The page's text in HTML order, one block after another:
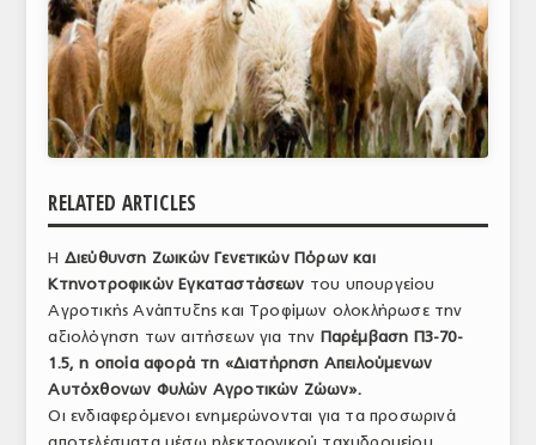
ΕΙΔΗΣΕΙΣ
ΕΥΡΩΠΑΪΚΕΣ ΑΠΟΦΑΣΕΙΣ
ΘΕΜΑΤΑ
ΕΜΠΟΡΙΚΟΣ ΚΑΤΑΛΟΓΟΣ
ΠΑΡΑΓΩΓΗ & ΕΜΠΟΡΙΑ
ΣΦΑΓΕΙΑ
ΠΡΩΤΕΣ ΥΛΕΣ
RELATED ARTICLES
Η Διεύθυνση Ζωικών Γενετικών Πόρων και
Κτηνοτροφικών Εγκαταστάσεων του υπουργείου
Αγροτικής Ανάπτυξης και Τροφίμων ολοκλήρωσε την
αξιολόγηση των αιτήσεων για την Παρέμβαση Π3-70-
1.5, η οποία αφορά τη «Διατήρηση Απειλούμενων
Αυτόχθονων Φυλών Αγροτικών Ζώων».
Οι ενδιαφερόμενοι ενημερώνονται για τα προσωρινά